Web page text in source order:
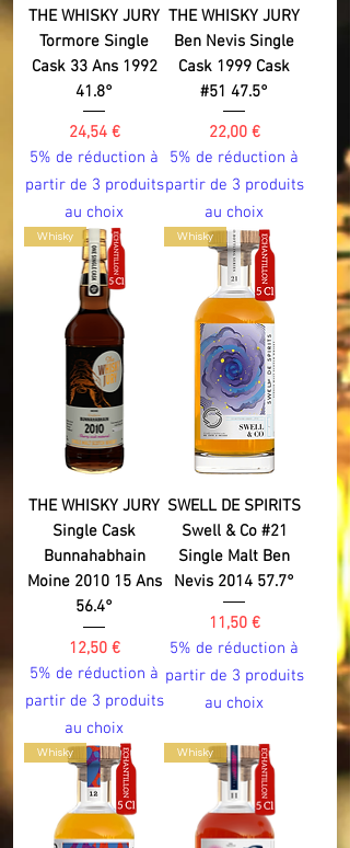
THE WHISKY JURY
Tormore Single
Cask 33 Ans 1992
41.8°
Prix
24,54 €
5% de réduction à
partir de 3 produits
au choix
THE WHISKY JURY
Ben Nevis Single
Cask 1999 Cask
#51 47.5°
Prix
22,00 €
5% de réduction à
partir de 3 produits
au choix
Whisky
THE WHISKY JURY
Single Cask
Bunnahabhain
Moine 2010 15 Ans
56.4°
Prix
12,50 €
5% de réduction à
partir de 3 produits
au choix
Whisky
SWELL DE SPIRITS
Swell & Co #21
Single Malt Ben
Nevis 2014 57.7°
Prix
11,50 €
5% de réduction à
partir de 3 produits
au choix
Whisky Whisky